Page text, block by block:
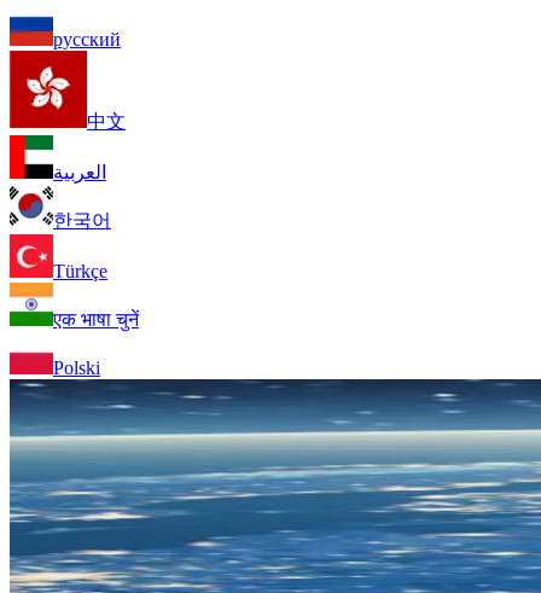
русский
中文
العربية
한국어
Türkçe
एक भाषा चुनें
Polski